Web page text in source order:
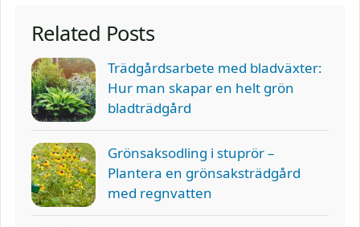
Related Posts
Trädgårdsarbete med bladväxter:
Hur man skapar en helt grön
bladträdgård
Grönsaksodling i stuprör –
Plantera en grönsaksträdgård
med regnvatten